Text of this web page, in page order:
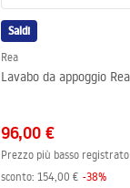
Saldi
Rea
Lavabo da appoggio
96,00 €
Prezzo più basso
sconto: 154,00 € -38%